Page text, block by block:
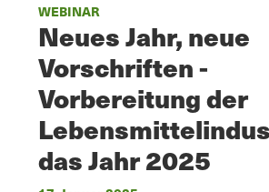
WEBINAR
Neues Jahr, neue
Vorschriften -
Vorbereitung der
das Jahr 2025